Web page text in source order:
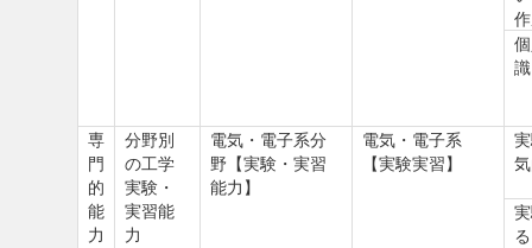
専
門
的
能
力
分野別
の工学
実験・
実習能
力
電気・電子系分
野【実験・実習
能力】
電気・電子系
【実験実習】